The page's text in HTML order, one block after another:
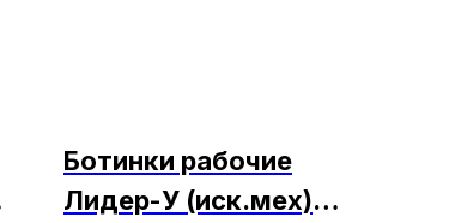
Ботинки рабочие
Лидер-У (иск.мех)